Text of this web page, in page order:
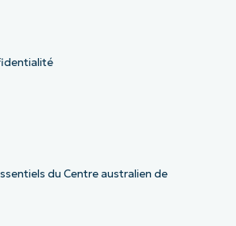
du Centre australien de